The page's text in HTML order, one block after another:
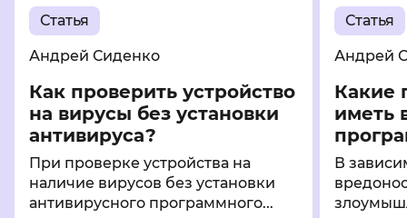
Статья
Андрей Сиденко
Как проверить устройство
на вирусы без установки
антивируса?
При проверке устройства на
наличие вирусов без установки
антивирусного программного...
Статья
Андрей
Какие
иметь
В